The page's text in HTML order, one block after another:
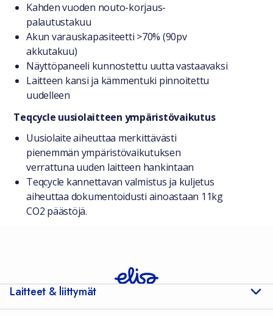
Kahden vuoden nouto-korjaus-
palautustakuu
Akun varauskapasiteetti >70% (90pv
akkutakuu)
Näyttöpaneeli kunnostettu uutta vastaavaksi
Laitteen kansi ja kämmentuki pinnoitettu
uudelleen
Teqcycle uusiolaitteen ympäristövaikutus
Uusiolaite aiheuttaa merkittävästi
pienemmän ympäristövaikutuksen
verrattuna uuden laitteen hankintaan
Teqcycle kannettavan valmistus ja kuljetus
aiheuttaa dokumentoidusti ainoastaan 11kg
CO2 päästöjä.
Laitteet & liittymät